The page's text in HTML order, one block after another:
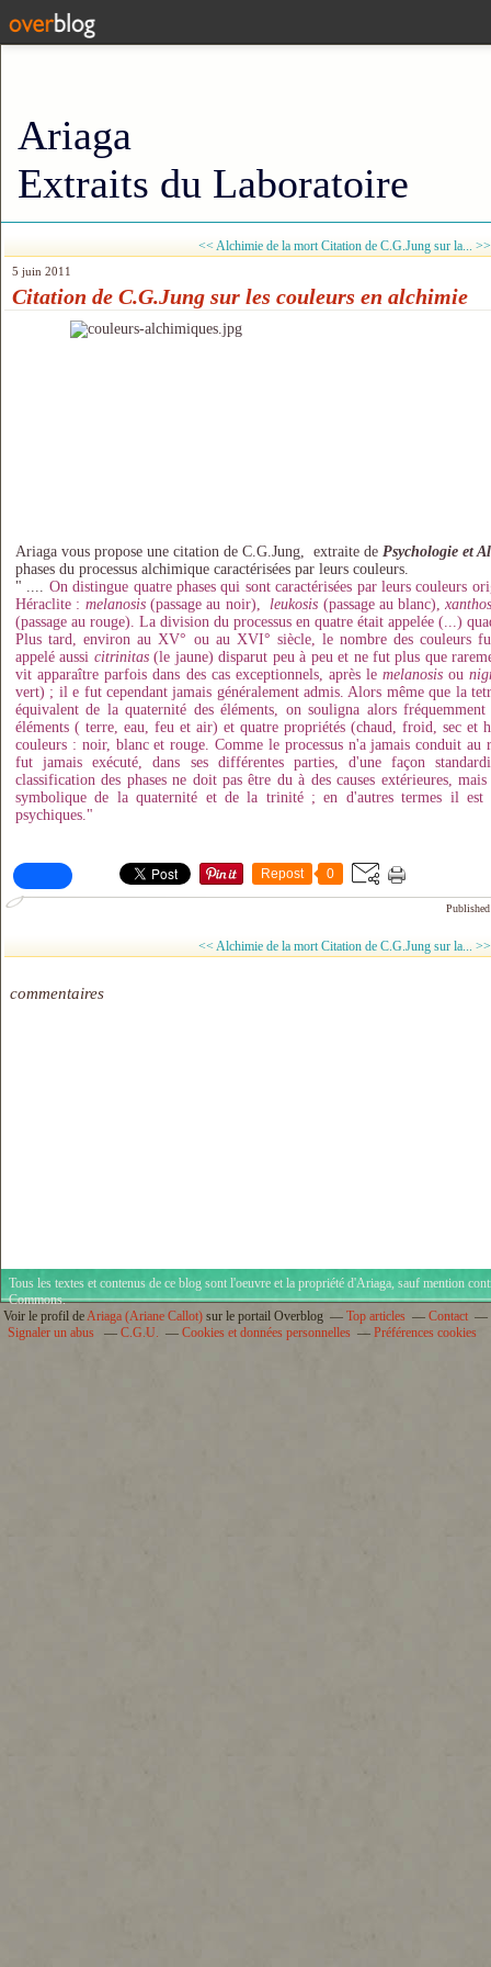
Ariaga
Extraits du Laboratoire
<< Alchimie de la mort Citation de C.G.Jung sur la... >>
5 juin 2011
Citation de C.G.Jung sur les couleurs en alchimie
Ariaga vous propose une citation de C.G.Jung, extraite de Psychologie et
phases du processus alchimique caractérisées par leurs couleurs.
" .... On distingue quatre phases qui sont caractérisées par leurs couleurs
Héraclite : melanosis(passage au noir),leukosis (passage au blanc),
(passage au rouge). La division du processus en quatre était appelée (...)
Plus tard, environ au XV° ou au XVI° siècle, le nombre des couleurs
appelé aussi citrinitas(le jaune) disparut peu à peu et ne fut plus que
vit apparaître parfois dans des cas exceptionnels, après lemelanosis ou
vert) ; il e fut cependant jamais généralement admis. Alors même que la
équivalent de la quaternité des éléments, on souligna alors
éléments ( terre, eau, feu et air) et quatre propriétés (chaud, froid, sec et
couleurs : noir, blanc et rouge. Comme le processus n'a jamais conduit au
fut jamais exécuté, dans ses différentes parties, d'une façon
classification des phases ne doit pas être du à des causes extérieures,
symbolique de la quaternité et de la trinité ; en d'autres termes il est
psychiques."
Repost 0
<< Alchimie de la mort Citation de C.G.Jung sur la... >>
commentaires
Tous les textes et contenus de ce blog sont l'oeuvre et la propriété d'Ariaga, sauf mention
Commons.
Voir le profil deAriaga (Ariane Callot) sur le portail Overblog Top articles
Contact
Signaler un abus
C.G.U. Cookies et données personnelles Préférences cookies